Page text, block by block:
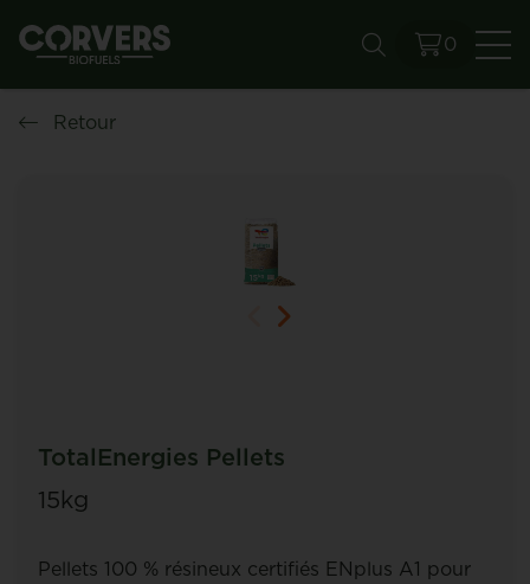
0
Retour
TotalEnergies Pellets
15kg
Pellets 100 % résineux certifiés ENplus A1 pour